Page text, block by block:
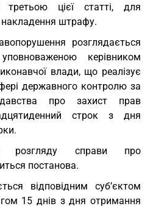
третьою цієї статті, для
накладення штрафу.
розглядається
керівником
влади, що реалізує
державного контролю за
про захист прав
строк з дня
розгляду справи про
постанова.
відповідним суб’єктом
15 днів з дня отримання